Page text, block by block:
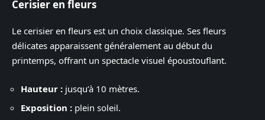
Cerisier en fleurs
Le cerisier en fleurs est un choix classique. Ses fleurs
délicates apparaissent généralement au début du
printemps, offrant un spectacle visuel époustouflant.
Hauteur : jusqu’à 10 mètres.
Exposition : plein soleil.